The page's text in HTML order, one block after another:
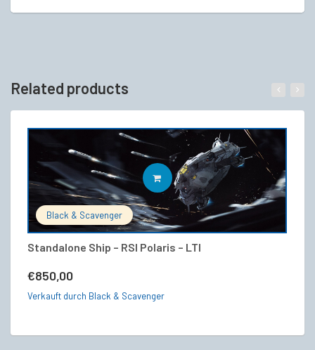
Related products
Black & Scavenger
Standalone Ship – RSI Polaris – LTI
€850,00
IN DEN WARENKORB
Verkauft durch Black & Scavenger